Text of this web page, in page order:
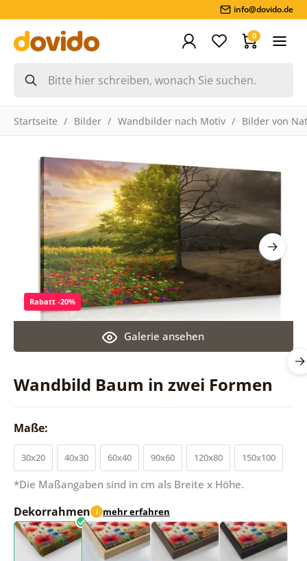
info@dovido.de
0
Startseite Bilder Wandbilder nach Motiv Bilder von
Wandbild Baum in zwei Formen
Galerie ansehen
Rabatt -20%
Maße:
30x20 40x30 60x40 90x60 120x80 150x100
*Die Maßangaben sind in cm als Breite x Höhe.
Dekorrahmen i mehr erfahren